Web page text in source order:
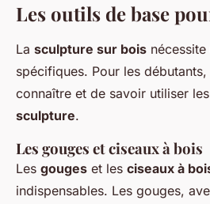
Les outils de base
La sculpture sur bois nécessite
spécifiques. Pour les
connaître et de savoir utiliser
sculpture.
Les gouges et ciseaux à bois
Les gouges et les ciseaux à
indispensables. Les gouges,